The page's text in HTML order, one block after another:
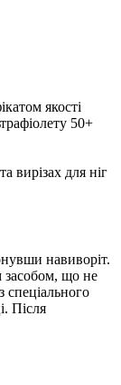
якості
50+
вирізах для ніг
навиворіт.
що не
спеціального
Після